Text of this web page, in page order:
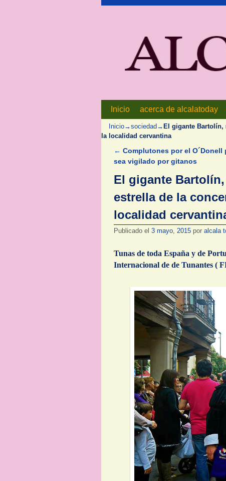
Ir al contenido principal
Ir al contenido secundario
Inicio acerca de alcalatoday
Inicio→sociedad → El gigante Bartolín,
la localidad cervantina
Navegador de artículos
← Complutones por el O´Donell
sea vigilado por gitanos
El gigante
estrella de la
localidad
Publicado el 3 mayo, 2015 por alcala
Tunas de toda España y de
Internacional de de Tunantes (